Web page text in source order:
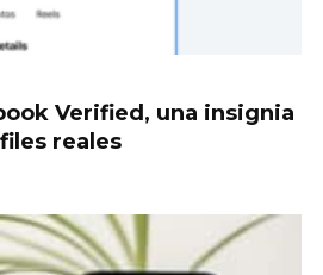
Verified, una insignia
reales